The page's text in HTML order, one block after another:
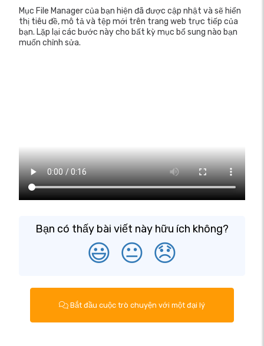
Mục File Manager của bạn hiện đã được cập nhật và sẽ hiển
thị tiêu đề, mô tả và tệp mới trên trang web trực tiếp của
bạn. Lặp lại các bước này cho bất kỳ mục bổ sung nào bạn
muốn chỉnh sửa.
Bạn có thấy bài viết này hữu ích không?
😃 😐 😞
Bắt đầu cuộc trò chuyện với một đại lý